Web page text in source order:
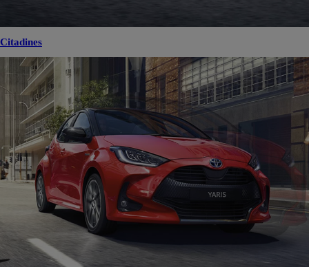
Citadines